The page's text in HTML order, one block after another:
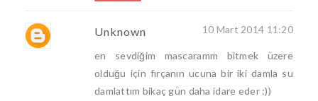
Unknown 10 Mart 2014 11:20
en sevdiğim mascaramm bitmek üzere
olduğu için fırçanın ucuna bir iki damla su
damlattım bikaç gün daha idare eder :))